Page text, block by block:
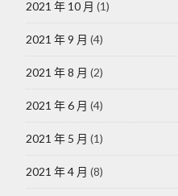
2021 年 10 月 (1)
2021 年 9 月 (4)
2021 年 8 月 (2)
2021 年 6 月 (4)
2021 年 5 月 (1)
2021 年 4 月 (8)